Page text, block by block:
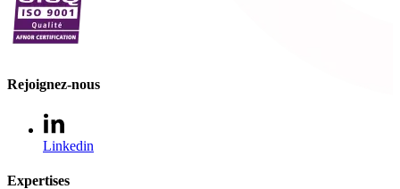
Rejoignez-nous
Linkedin
Expertises